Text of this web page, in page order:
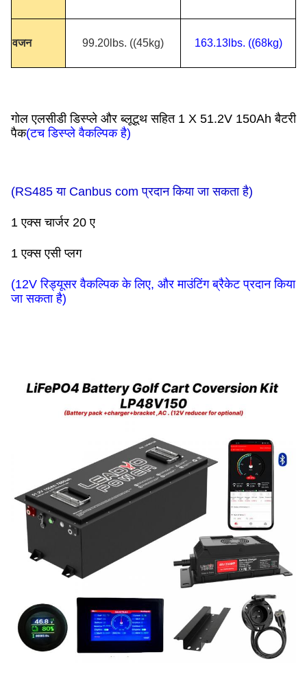
वजन 99.20lbs. ((45kg) 163.13lbs. ((68kg)
गोल एलसीडी डिस्प्ले और ब्लूटूथ सहित 1 X 51.2V 150Ah बैटरी
पैक(टच डिस्प्ले वैकल्पिक है)
(RS485 या Canbus com प्रदान किया जा सकता है)
1 एक्स चार्जर 20 ए
1 एक्स एसी प्लग
(12V रिड्यूसर वैकल्पिक के लिए, और माउंटिंग ब्रैकेट प्रदान किया
जा सकता है)